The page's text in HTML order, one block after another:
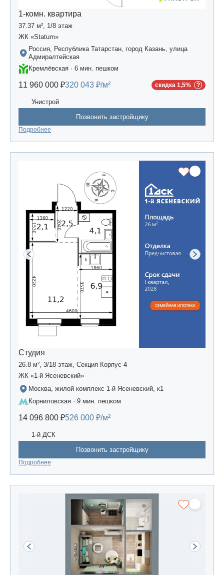
1-комн. квартира
37.37 м², 1/8 этаж
ЖК «Statum»
Россия, Республика Татарстан, город Казань, улица
Адмиралтейская
Кремлёвская · 6 мин. пешком
11 960 000 ₽320 043 ₽/м² скидка 1,5%
Унистрой
Позвонить застройщику
Подробнее
Студия
26.8 м², 3/18 этаж, Секция Корпус 4
ЖК «1-й Ясеневский»
Москва, жилой комплекс 1-й Ясеневский, к1
Корниловская · 9 мин. пешком
14 096 800 ₽526 000 ₽/м²
1-й ДСК
Позвонить застройщику
Подробнее